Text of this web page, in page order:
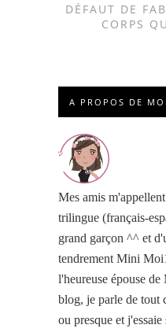
DÉFAUT DE
CORPS
A PROPOS DE MOI
Mes amis
trilingue (français-
grand garçon ^^ et
tendrement Mini
l'heureuse épouse
blog, je parle de tout
ou presque et